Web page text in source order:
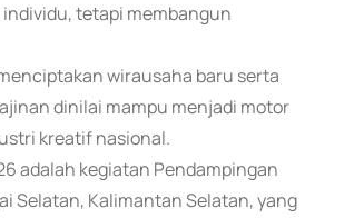
tetapi membangun
wirausaha baru serta
dinilai mampu menjadi motor
kreatif nasional.
adalah kegiatan Pendampingan
Selatan, Kalimantan Selatan, yang